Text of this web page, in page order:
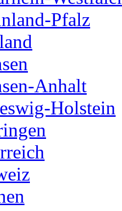
Pfalz
Anhalt
Holstein